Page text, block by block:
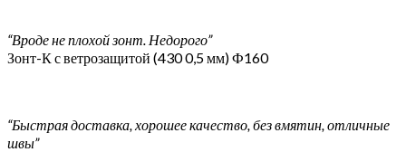
“Вроде не плохой зонт. Недорого”
Зонт-К с ветрозащитой (430 0,5 мм) Ф160
“Быстрая доставка, хорошее качество, без вмятин, отличные
швы”